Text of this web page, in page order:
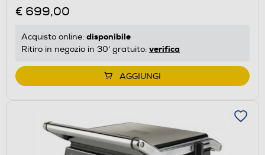
€ 699,00
Acquisto online: disponibile
Ritiro in negozio in 30' gratuito: verifica
AGGIUNGI